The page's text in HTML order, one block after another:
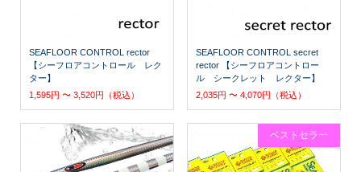
SEAFLOOR CONTROL rector
【シーフロアコントロール レク
ター】
1,595円 〜 3,520円（税込）
SEAFLOOR CONTROL secret
rector 【シーフロアコントロー
ル シークレット レクター】
2,035円 〜 4,070円（税込）
ベストセラー